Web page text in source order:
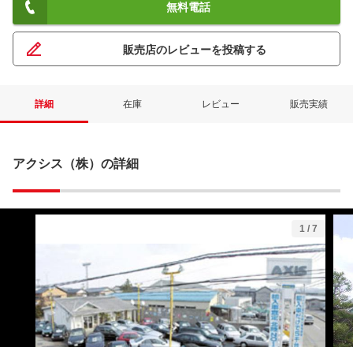
無料電話
販売店のレビューを投稿する
詳細 在庫 レビュー 販売実績
アクシス（株）の詳細
1 / 7